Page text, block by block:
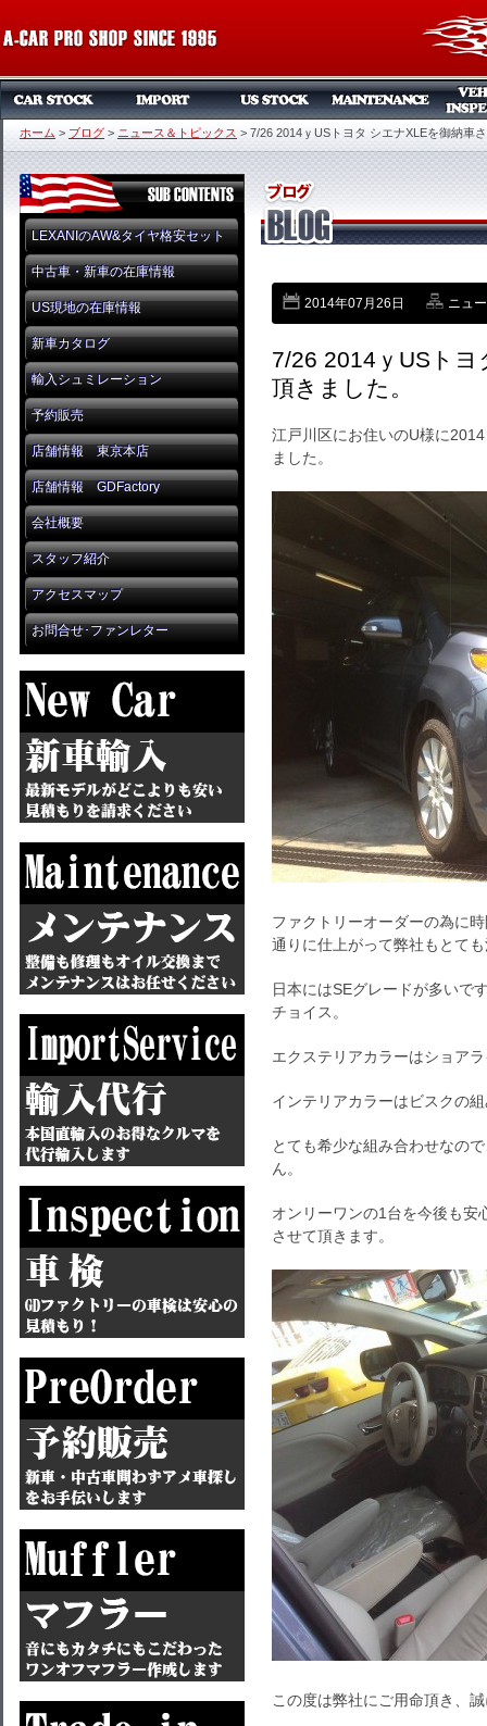
ホーム > ブログ > ニュース＆トピックス > 7/26 2014ｙUSトヨタ シエナXLEを御納車
LEXANIのAW&タイヤ格安セット
中古車・新車の在庫情報
US現地の在庫情報
新車カタログ
輸入シュミレーション
予約販売
店舗情報 東京本店
店舗情報 GDFactory
会社概要
スタッフ紹介
アクセスマップ
お問合せ･ファンレター
2014年07月26日 ニュ
7/26 2014ｙUSト
頂きました。
江戸川区にお住いのU様に
ました。
ファクトリーオーダーの為に
通りに仕上がって弊社もとて
日本にはSEグレードが多いで
チョイス。
エクステリアカラーはショア
インテリアカラーはビスクの
とても希少な組み合わせなの
ん。
オンリーワンの1台を今後も安
させて頂きます。
この度は弊社にご用命頂き、